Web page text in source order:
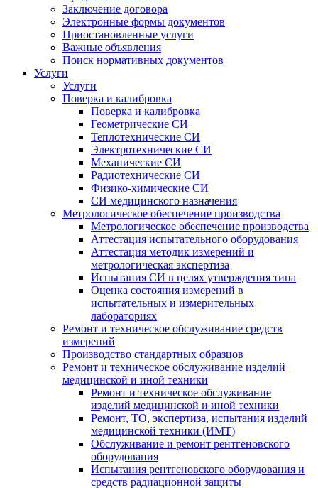
Заключение договора
Электронные формы документов
Приостановленные услуги
Важные объявления
Поиск нормативных документов
Услуги
Услуги
Поверка и калибровка
Поверка и калибровка
Геометрические СИ
Теплотехнические СИ
Электротехнические СИ
Механические СИ
Радиотехнические СИ
Физико-химические СИ
СИ медицинского назначения
Метрологическое обеспечение производства
Метрологическое обеспечение производства
Аттестация испытательного оборудования
Аттестация методик измерений и
метрологическая экспертиза
Испытания СИ в целях утверждения типа
Оценка состояния измерений в
испытательных и измерительных
лабораториях
Ремонт и техническое обслуживание средств
измерений
Производство стандартных образцов
Ремонт и техническое обслуживание изделий
медицинской и иной техники
Ремонт и техническое обслуживание
изделий медицинской и иной техники
Ремонт, ТО, экспертиза, испытания изделий
медицинской техники (ИМТ)
Обслуживание и ремонт рентгеновского
оборудования
Испытания рентгеновского оборудования и
средств радиационной защиты